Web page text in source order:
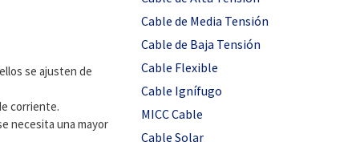
se ajusten de
corriente.
necesita una mayor
Cable de Media Tensión
Cable de Baja Tensión
Cable Flexible
Cable Ignífugo
MICC Cable
Cable Solar